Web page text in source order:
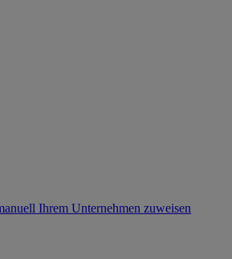
Ihrem Unternehmen zuweisen